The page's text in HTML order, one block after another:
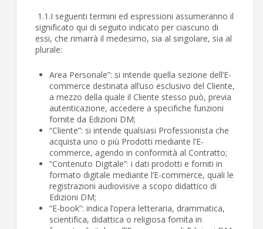
1.1.I seguenti termini ed espressioni assumeranno il
significato qui di seguito indicato per ciascuno di
essi, che rimarrà il medesimo, sia al singolare, sia al
plurale:
Area Personale”: si intende quella sezione dell’E-
commerce destinata all’uso esclusivo del Cliente,
a mezzo della quale il Cliente stesso può, previa
autenticazione, accedere a specifiche funzioni
fornite da Edizioni DM;
“Cliente”: si intende qualsiasi Professionista che
acquista uno o più Prodotti mediante l’E-
commerce, agendo in conformità al Contratto;
“Contenuto Digitale”: i dati prodotti e forniti in
formato digitale mediante l’E-commerce, quali le
registrazioni audiovisive a scopo didattico di
Edizioni DM;
“E-book”: indica l’opera letteraria, drammatica,
scientifica, didattica o religiosa fornita in